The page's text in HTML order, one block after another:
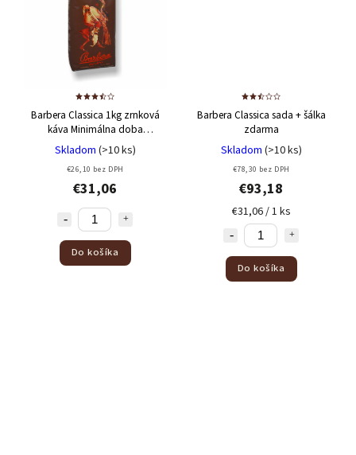
Barbera Classica 1kg zrnková
káva Minimálna doba
trvanlivosti 19/03/2026 - 60%
Arabica + 40% Robusta
Skladom (>10 ks)
€26,10 bez DPH
€31,06
Do košíka
Barbera Classica sada + šálka
zdarma
Skladom (>10 ks)
€78,30 bez DPH
€93,18
€31,06 / 1 ks
Do košíka